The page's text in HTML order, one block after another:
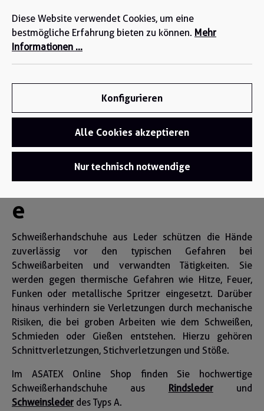
springen
Schweißerhandschuhe
Schweißerhandschuh
e
Schweißerhandschuhe aus Leder schützen die Hände
zuverlässig vor den typischen Gefahren bei
Schweißarbeiten und verwandten Tätigkeiten. Sie
werden gegen thermische Gefahren wie Hitze, Feuer,
Funken oder metallische Spritzer eingesetzt. Darüber
hinaus verhindern sie Verletzungen durch mechanische
Risiken, die bei groben Arbeiten wie dem Schweißen,
Schmieden oder Gießen entstehen. Hierzu gehören
Schnittverletzungen, Stichverletzungen und Stöße.
Im ASATEX Online Shop finden Sie hochwertige
Schweißerhandschuhe aus
Rindslederund
Schweinsleder des Typs A.
Diese Website verwendet Cookies, um eine
bestmögliche Erfahrung bieten zu können. Mehr
Informationen ...
Konfigurieren
Alle Cookies akzeptieren
Nur technisch notwendige